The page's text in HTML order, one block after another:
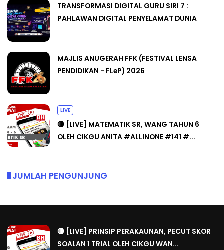
TRANSFORMASI DIGITAL GURU SIRI 7 :
PAHLAWAN DIGITAL PENYELAMAT DUNIA
MAJLIS ANUGERAH FFK (FESTIVAL LENSA
PENDIDIKAN - FLeP) 2026
LIVE
🔴 [LIVE] MATEMATIK SR, WANG TAHUN 6
OLEH CIKGU ANITA #ALLINONE #141 #...
JUMLAH PENGUNJUNG
🔴 [LIVE] PRINSIP PERAKAUNAN, PECUT SKOR
SOALAN 1 TRIAL OLEH CIKGU WAN...